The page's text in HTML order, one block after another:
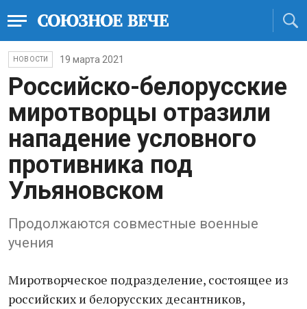
НОВОСТИ 19 марта 2021
Российско-белорусские
миротворцы отразили
нападение условного
противника под
Ульяновском
Продолжаются совместные военные
учения
Миротворческое подразделение, состоящее из
российских и белорусских десантников,